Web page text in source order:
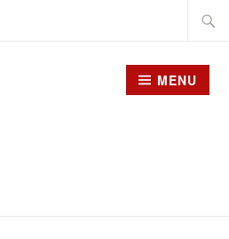
MENU